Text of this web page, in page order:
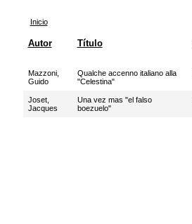
Inicio
Autor Título
Mazzoni,
Guido
Qualche accenno italiano alla
"Celestina"
Joset,
Jacques
Una vez mas "el falso
boezuelo"